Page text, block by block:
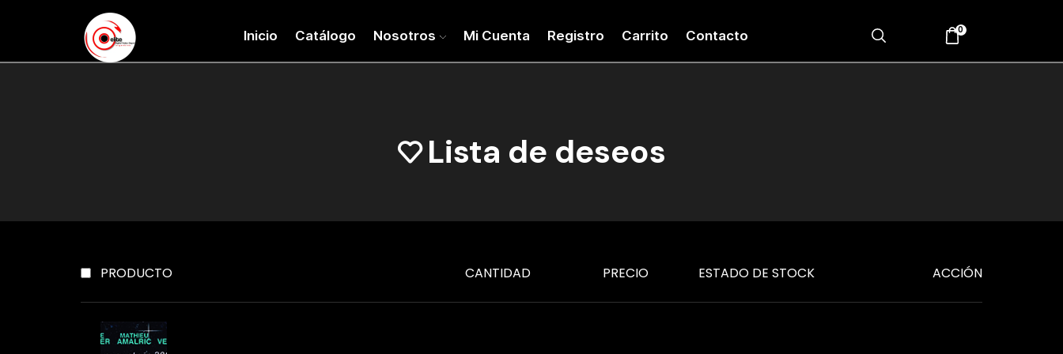
Inicio Catálogo Nosotros Mi Cuenta Registro Carrito Contacto 0
Lista de deseos
PRODUCTO CANTIDAD PRECIO ESTADO DE STOCK ACCIÓN